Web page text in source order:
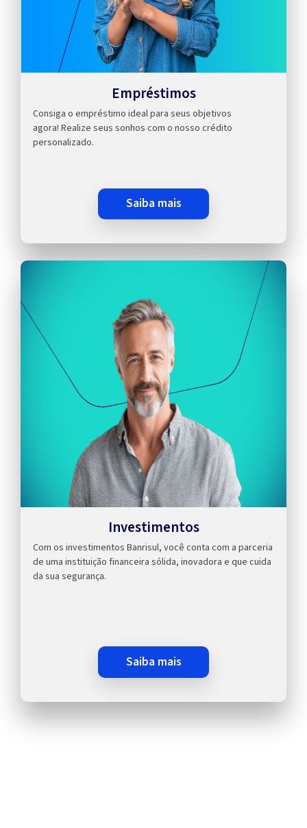
Empréstimos
Consiga o empréstimo ideal para seus objetivos
agora! Realize seus sonhos com o nosso crédito
personalizado.
saiba mais
Investimentos
Com os investimentos Banrisul, você conta com a parceria
de uma instituição financeira sólida, inovadora e que cuida
da sua segurança.
saiba mais